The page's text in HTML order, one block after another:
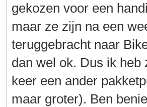
gekozen voor een
maar ze zijn na een
teruggebracht naar
dan wel ok. Dus ik
keer een ander
maar groter). Ben